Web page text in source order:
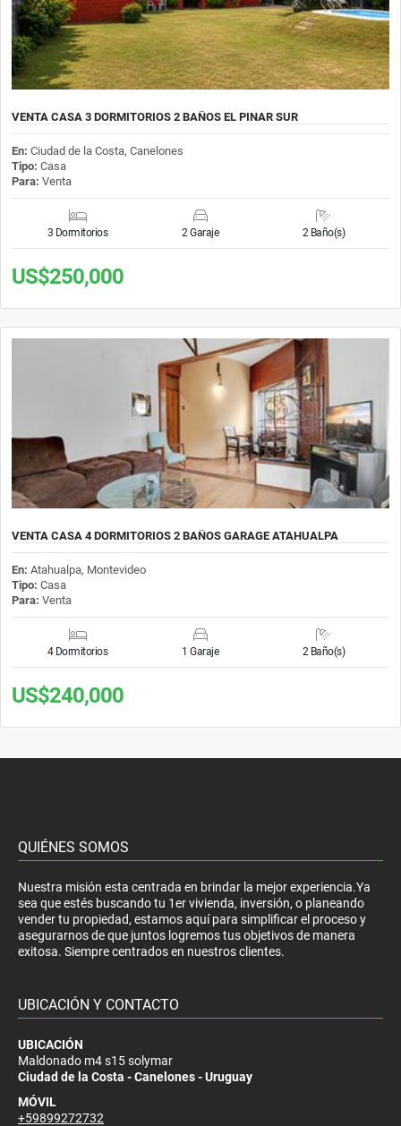
VENTA CASA 3 DORMITORIOS 2 BAÑOS EL PINAR SUR
En: Ciudad de la Costa, Canelones
Tipo: Casa
Para: Venta
3 Dormitorios 2 Garaje 2 Baño(s)
US$250,000
VENTA CASA 4 DORMITORIOS 2 BAÑOS GARAGE ATAHUALPA
En: Atahualpa, Montevideo
Tipo: Casa
Para: Venta
4 Dormitorios 1 Garaje 2 Baño(s)
US$240,000
QUIÉNES SOMOS
Nuestra misión esta centrada en brindar la mejor experiencia.Ya
sea que estés buscando tu 1er vivienda, inversión, o planeando
vender tu propiedad, estamos aquí para simplificar el proceso y
asegurarnos de que juntos logremos tus objetivos de manera
exitosa. Siempre centrados en nuestros clientes.
UBICACIÓN Y CONTACTO
UBICACIÓN
Maldonado m4 s15 solymar
Ciudad de la Costa - Canelones - Uruguay
MÓVIL
+59899272732